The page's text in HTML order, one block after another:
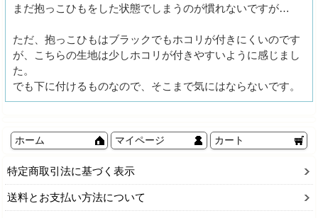
まだ抱っこひもをした状態でしまうのが慣れないですが…
ただ、抱っこひもはブラックでもホコリが付きにくいのです
が、こちらの生地は少しホコリが付きやすいように感じまし
た。
でも下に付けるものなので、そこまで気にはならないです。
ホーム マイページ カート
特定商取引法に基づく表示
送料とお支払い方法について